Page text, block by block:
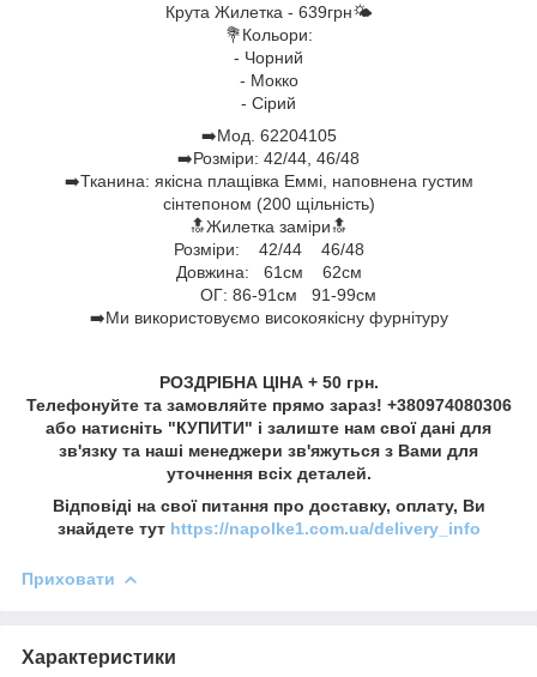
Крута Жилетка - 639грн🌤️
💐Кольори:
- Чорний
- Мокко
- Сірий
➡️Мод. 62204105
➡️Розміри: 42/44, 46/48
➡️Тканина: якісна плащівка Еммі, наповнена густим
сінтепоном (200 щільність)
🔝Жилетка заміри🔝
Розміри: 42/44 46/48
Довжина: 61см 62см
ОГ: 86-91см 91-99см
➡️Ми використовуємо високоякісну фурнітуру
РОЗДРІБНА ЦІНА + 50 грн.
Телефонуйте та замовляйте прямо зараз! +380974080306
або натисніть "КУПИТИ" і залиште нам свої дані для
зв'язку та наші менеджери зв'яжуться з Вами для
уточнення всіх деталей.
Відповіді на свої питання про доставку, оплату, Ви
знайдете тут https://napolke1.com.ua/delivery_info
Приховати
Характеристики